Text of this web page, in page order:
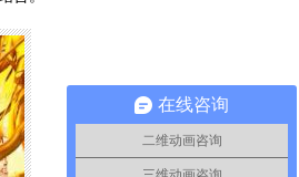
在线咨询
二维动画咨询